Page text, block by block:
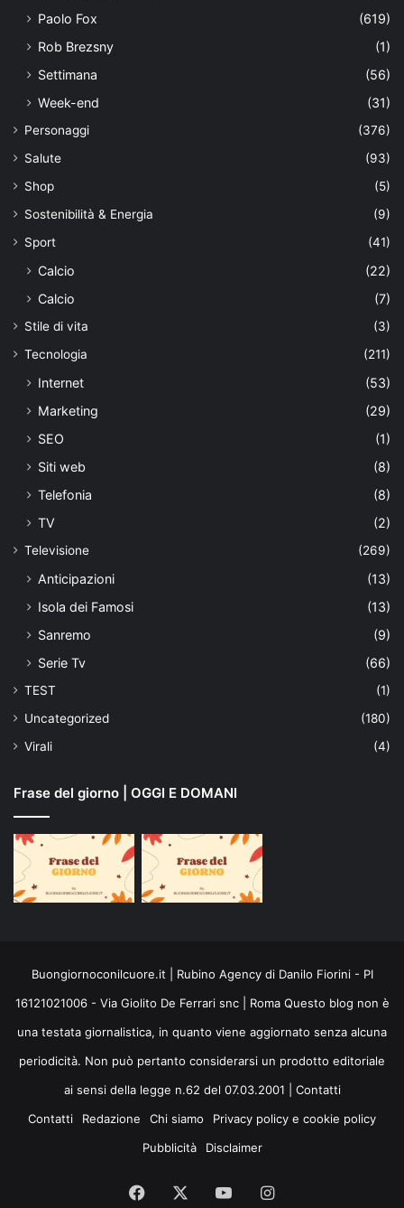
Paolo Fox
(619)
Rob Brezsny
(1)
Settimana
(56)
Week-end
(31)
Personaggi
(376)
Salute
(93)
Shop
(5)
Sostenibilità & Energia
(9)
Sport
(41)
Calcio
(22)
Calcio
(7)
Stile di vita
(3)
Tecnologia
(211)
Internet
(53)
Marketing
(29)
SEO
(1)
Siti web
(8)
Telefonia
(8)
TV
(2)
Televisione (269)
Anticipazioni
(13)
Isola dei Famosi
(13)
Sanremo
(9)
Serie Tv
(66)
TEST
(1)
Uncategorized
(180)
Virali
(4)
Frase del giorno | OGGI E DOMANI
Buongiornoconilcuore.it | Rubino Agency di Danilo Fiorini - PI
16121021006 - Via Giolito De Ferrari snc | Roma Questo blog non è
una testata giornalistica, in quanto viene aggiornato senza alcuna
periodicità. Non può pertanto considerarsi un prodotto editoriale
ai sensi della legge n.62 del 07.03.2001 | Contatti
Contatti
Redazione Chi siamo
Privacy policy e cookie policy
Pubblicità
Disclaimer